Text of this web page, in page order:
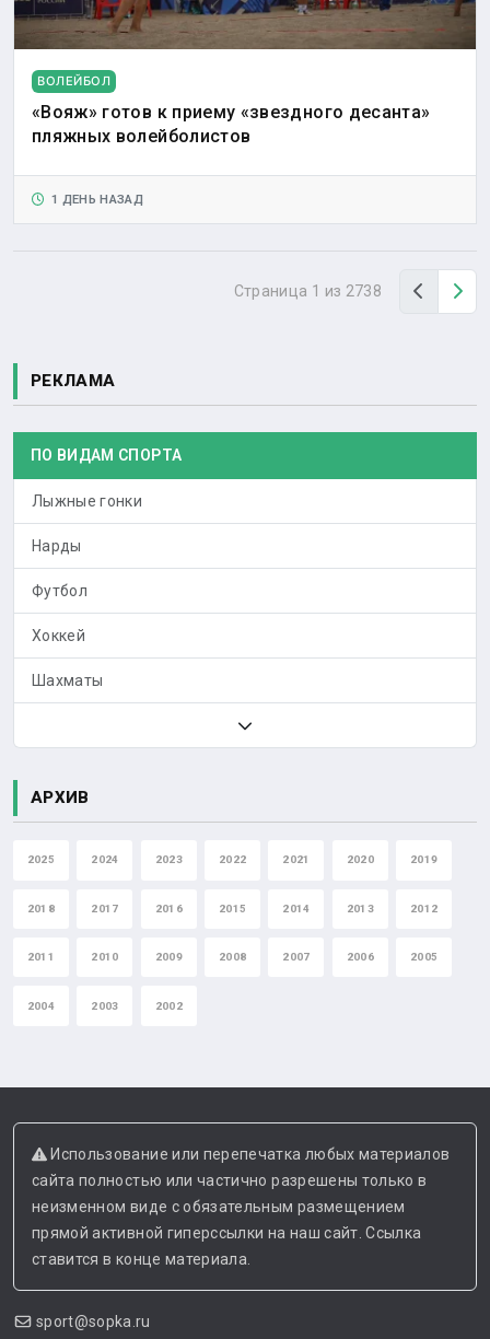
ВОЛЕЙБОЛ
«Вояж» готов к приему «звездного десанта»
пляжных волейболистов
1 ДЕНЬ НАЗАД
Страница 1 из 2738 Назад
РЕКЛАМА
ПО ВИДАМ СПОРТА
Лыжные гонки
Нарды
Футбол
Хоккей
Шахматы
АРХИВ
2025 2024 2023 2022 2021 2020 2019
2018 2017 2016 2015 2014 2013 2012
2011 2010 2009 2008 2007 2006 2005
2004 2003 2002
Использование или перепечатка любых материалов
сайта полностью или частично разрешены только в
неизменном виде с обязательным размещением
прямой активной гиперссылки на наш сайт. Ссылка
ставится в конце материала.
sport@sopka.ru